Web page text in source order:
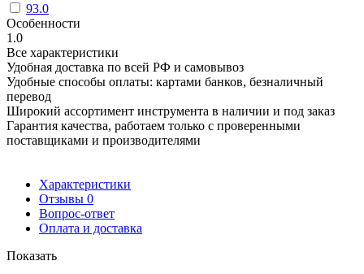
93.0
Особенности
1.0
Все характеристики
Удобная доставка по всей РФ и самовывоз
Удобные способы оплаты: картами банков, безналичный
перевод
Широкий ассортимент инструмента в наличии и под заказ
Гарантия качества, работаем только с проверенными
поставщиками и производителями
Характеристики
Отзывы 0
Вопрос-ответ
Оплата и доставка
Показать